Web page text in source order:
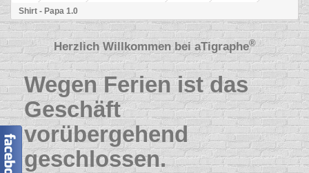
Shirt - Papa 1.0
Herzlich Willkommen beiaTigraphe®
Wegen Ferien ist das
Geschäft
vorübergehend
geschlossen.